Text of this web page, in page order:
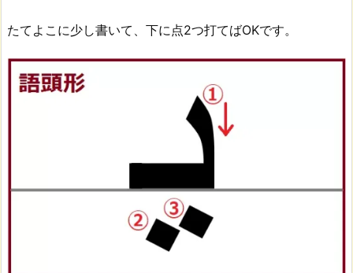
たてよこに少し書いて、下に点2つ打てばOKです。